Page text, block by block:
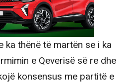
ka thënë të martën se i ka
e Qeverisë së re dhe
konsensus me partitë e